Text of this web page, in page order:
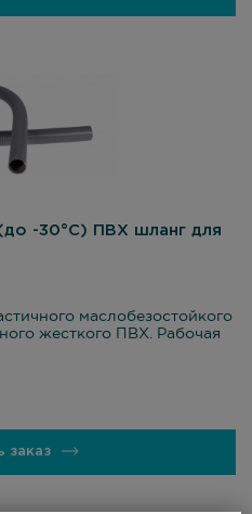
-30°С) ПВХ шланг для
маслобезостойкого
жесткого ПВХ. Рабочая
заказ